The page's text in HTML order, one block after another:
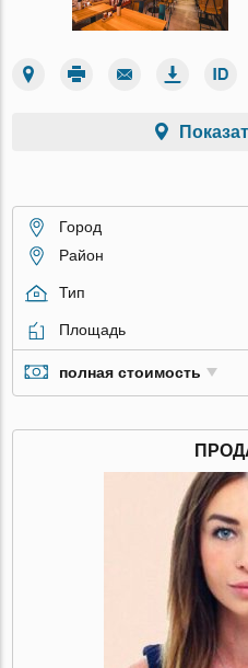
Город
Район
Тип
Площадь
полная стоимость